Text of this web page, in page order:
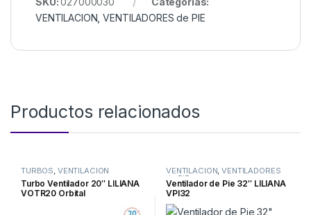
VENTILACION ,VENTILADORES de PIE
Productos relacionados
TURBOS, VENTILACION
Turbo Ventilador 20″ LILIANA
VOTR20 Orbital
VENTILACION,VENTILADORES
de PIE
Ventilador de Pie 32″ LILIANA
VPI32